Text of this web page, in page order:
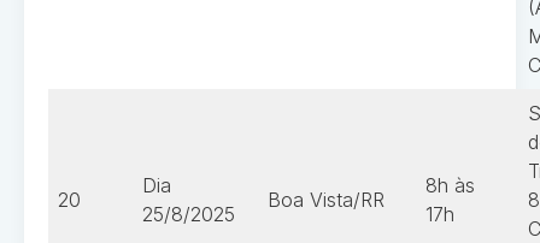
20
Dia
25/8/2025
Boa Vista/RR
8h às
17h